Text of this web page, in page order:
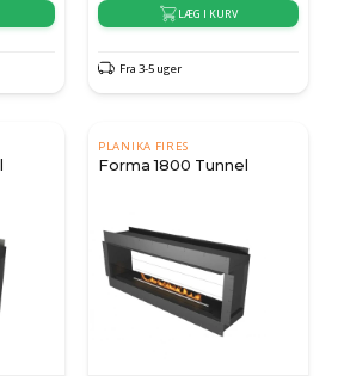
LÆG I KURV
Fra 3-5 uger
PLANIKA FIRES
Forma 1800 Tunnel